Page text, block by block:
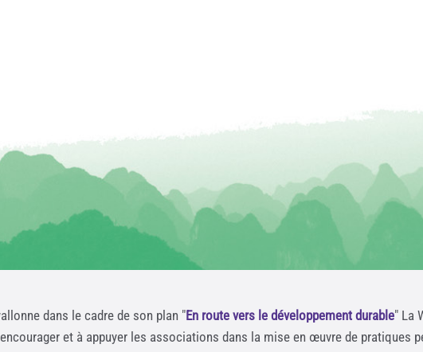
dans le cadre de son plan "En route vers le développement durable" La
et à appuyer les associations dans la mise en œuvre de pratiques